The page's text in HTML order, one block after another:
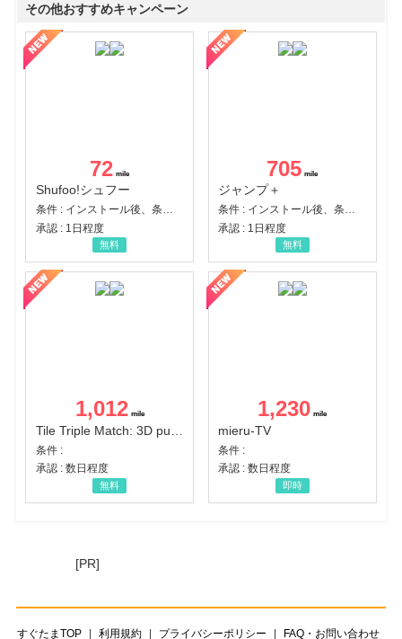
その他おすすめキャンペーン
72
Shufoo!シュフー
条件 : インストール後、条件達成
承認 : 1日程度
無料
705
ジャンプ＋
条件 : インストール後、条件達成
承認 : 1日程度
無料
1,012
条件 :
承認 : 数日程度
無料
1,230
mieru-TV
条件 :
承認 : 数日程度
即時
[PR]
すぐたまTOP 利用規約 プライバシーポリシー FAQ・お問い合わせ